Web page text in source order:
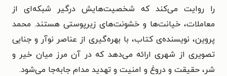
را روایت می‌کند که شخصیت‌هایش درگیر شبکه‌ای از
معاملات، خیانت‌ها و خشونت‌های زیرپوستی هستند. محمد
پروین، نویسنده‌ی کتاب، با بهره‌گیری از عناصر نوآر و جنایی
تصویری از شهری ارائه می‌دهد که در آن مرز میان خیر و
شر، حقیقت و دروغ و امنیت و تهدید مدام جابه‌جا می‌شود.